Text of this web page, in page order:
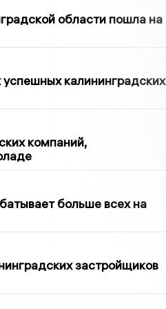
области пошла на
калининградских
компаний,
больше всех на
застройщиков